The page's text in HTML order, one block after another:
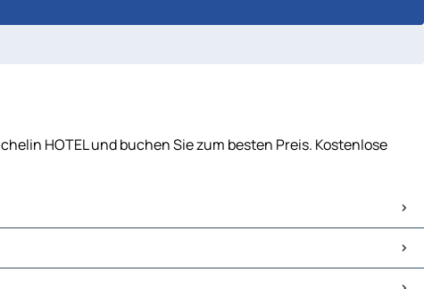
HOTEL und buchen Sie zum besten Preis. Kostenlose